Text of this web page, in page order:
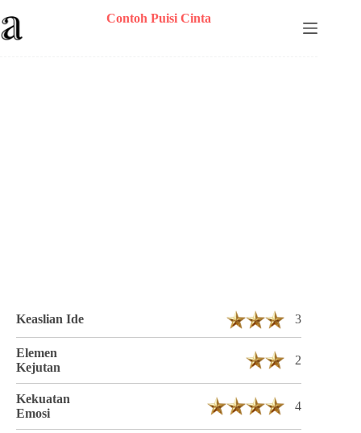
to
content
Contoh Puisi Cinta
Keaslian Ide 3
Elemen
Kejutan
2
Kekuatan
Emosi
4